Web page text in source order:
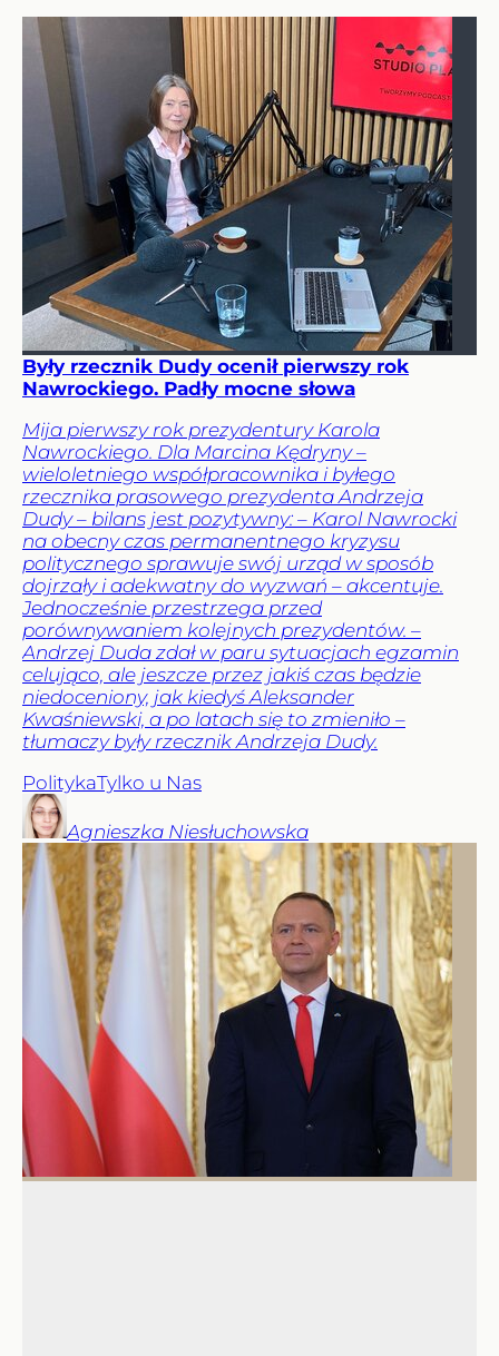
Były rzecznik Dudy ocenił pierwszy rok
Nawrockiego. Padły mocne słowa
Mija pierwszy rok prezydentury Karola
Nawrockiego. Dla Marcina Kędryny –
wieloletniego współpracownika i byłego
rzecznika prasowego prezydenta Andrzeja
Dudy – bilans jest pozytywny: – Karol Nawrocki
na obecny czas permanentnego kryzysu
politycznego sprawuje swój urząd w sposób
dojrzały i adekwatny do wyzwań – akcentuje.
Jednocześnie przestrzega przed
porównywaniem kolejnych prezydentów. –
Andrzej Duda zdał w paru sytuacjach egzamin
celująco, ale jeszcze przez jakiś czas będzie
niedoceniony, jak kiedyś Aleksander
Kwaśniewski, a po latach się to zmieniło –
tłumaczy były rzecznik Andrzeja Dudy.
PolitykaTylko u Nas
Agnieszka Niesłuchowska